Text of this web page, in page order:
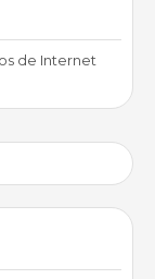
de Internet